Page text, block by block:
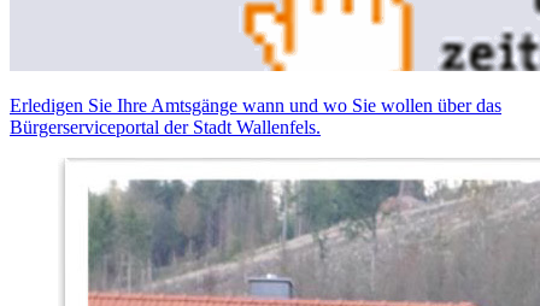
Erledigen Sie Ihre Amtsgänge wann und wo Sie wollen über das
Bürgerserviceportal der Stadt Wallenfels.